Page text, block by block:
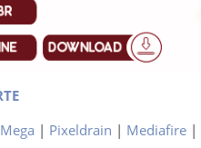
Mega | Pixeldrain | Mediafire|